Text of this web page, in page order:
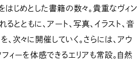
じめとした書籍の数々。貴重なヴィン
とともに、アート、写真、イラスト、音
次々に開催していく。さらには、アウ
ィーを体感できるエリアも常設。自然